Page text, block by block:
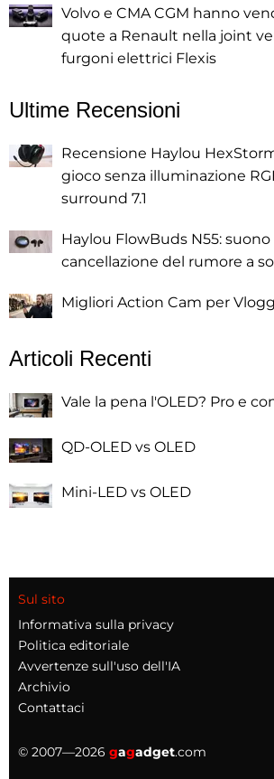
Volvo e CMA CGM hanno
quote a Renault nella joint
furgoni elettrici Flexis
Ultime Recensioni
Recensione Haylou
gioco senza illuminazione
surround 7.1
Haylou FlowBuds N55:
cancellazione del rumore a
Migliori Action Cam per
Articoli Recenti
Vale la pena l'OLED? Pro e
QD-OLED vs OLED
Mini-LED vs OLED
Sul sito
Informativa sulla privacy
Politica editoriale
Avvertenze sull'uso dell'IA
Archivio
Contattaci
© 2007—2026 gagadget.com